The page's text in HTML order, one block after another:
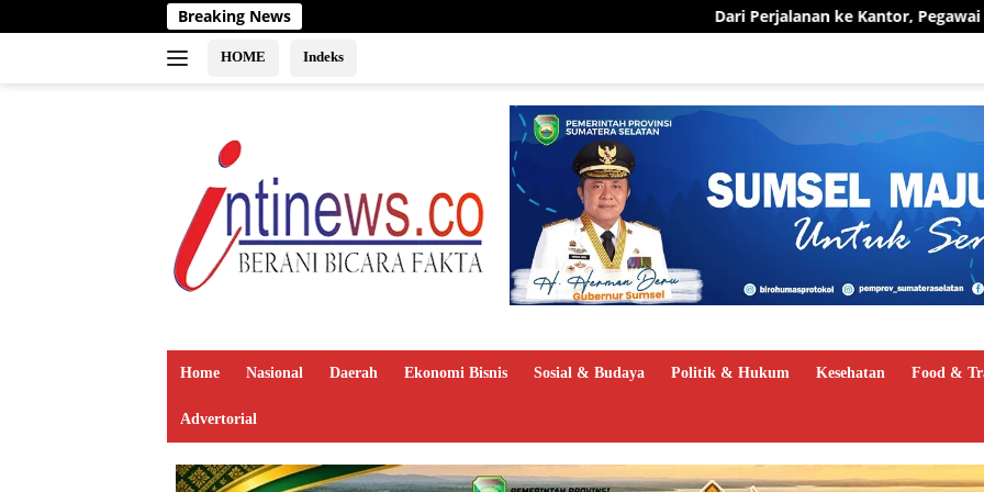
ke
Breaking News Dari Perjalanan ke Kantor, Pegawai PLN UID S2JB
HOME Indeks
Home Nasional Daerah Ekonomi Bisnis Sosial & Budaya Politik & Hukum Kesehatan Food &
Advertorial